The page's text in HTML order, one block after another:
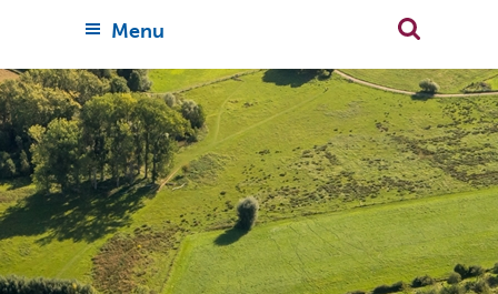
a
n
?
o
m
e
p
a
g
e
)
MenuU
t
k
l
a
p
p
e
n